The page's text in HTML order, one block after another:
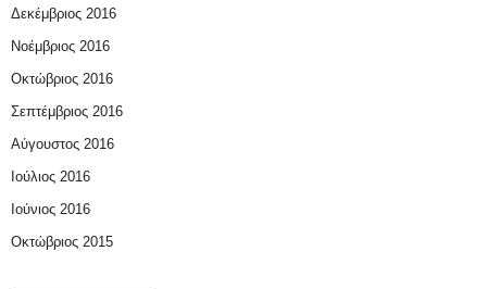
Δεκέμβριος 2016
Νοέμβριος 2016
Οκτώβριος 2016
Σεπτέμβριος 2016
Αύγουστος 2016
Ιούλιος 2016
Ιούνιος 2016
Οκτώβριος 2015